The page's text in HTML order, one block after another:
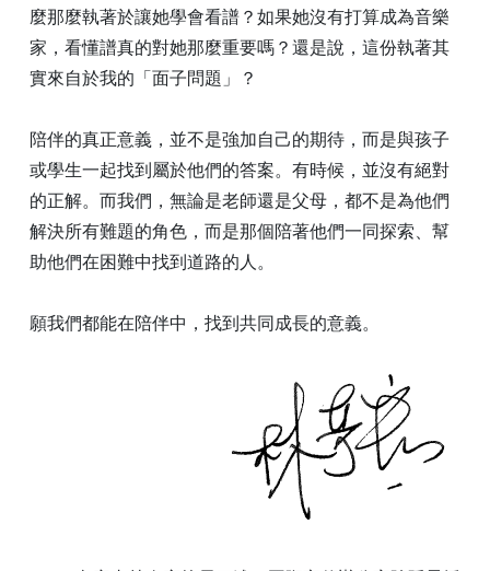
麼那麼執著於讓她學會看譜？如果她沒有打算成為音樂
家，看懂譜真的對她那麼重要嗎？還是說，這份執著其
實來自於我的「面子問題」？
陪伴的真正意義，並不是強加自己的期待，而是與孩子
或學生一起找到屬於他們的答案。有時候，並沒有絕對
的正解。而我們，無論是老師還是父母，都不是為他們
解決所有難題的角色，而是那個陪著他們一同探索、幫
助他們在困難中找到道路的人。
願我們都能在陪伴中，找到共同成長的意義。